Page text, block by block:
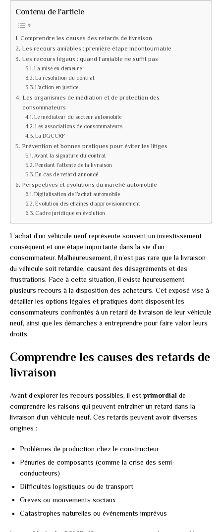
Contenu de l'article
Comprendre les causes des retards de livraison
Les recours amiables : première étape incontournable
Les recours légaux : quand l’amiable ne suffit pas
La mise en demeure
La résolution du contrat
L’action en justice
Les organismes de médiation et de protection des
consommateurs
Le médiateur du secteur automobile
Les associations de consommateurs
La DGCCRF
Prévention et bonnes pratiques pour éviter les litiges
Avant la signature du contrat
Pendant l’attente de la livraison
En cas de retard annoncé
Perspectives et évolutions du marché automobile
Digitalisation de l’achat automobile
Évolution des chaînes d’approvisionnement
Cadre juridique en évolution
L’achat d’un véhicule neuf représente souvent un investissement
conséquent et une étape importante dans la vie d’un
consommateur. Malheureusement, il n’est pas rare que la livraison
du véhicule soit retardée, causant des désagréments et des
frustrations. Face à cette situation, il existe heureusement
plusieurs recours à la disposition des acheteurs. Cet exposé vise à
détailler les options légales et pratiques dont disposent les
consommateurs confrontés à un retard de livraison de leur véhicule
neuf, ainsi que les démarches à entreprendre pour faire valoir leurs
droits.
Comprendre les causes des retards de
livraison
Avant d’explorer les recours possibles, il est primordial de
comprendre les raisons qui peuvent entraîner un retard dans la
livraison d’un véhicule neuf. Ces retards peuvent avoir diverses
origines :
Problèmes de production chez le constructeur
Pénuries de composants (comme la crise des semi-
conducteurs)
Difficultés logistiques ou de transport
Grèves ou mouvements sociaux
Catastrophes naturelles ou événements imprévus